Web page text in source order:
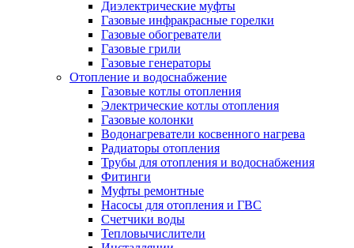
Диэлектрические муфты
Газовые инфракрасные горелки
Газовые обогреватели
Газовые грили
Газовые генераторы
Отопление и водоснабжение
Газовые котлы отопления
Электрические котлы отопления
Газовые колонки
Водонагреватели косвенного нагрева
Радиаторы отопления
Трубы для отопления и водоснабжения
Фитинги
Муфты ремонтные
Насосы для отопления и ГВС
Счетчики воды
Тепловычислители